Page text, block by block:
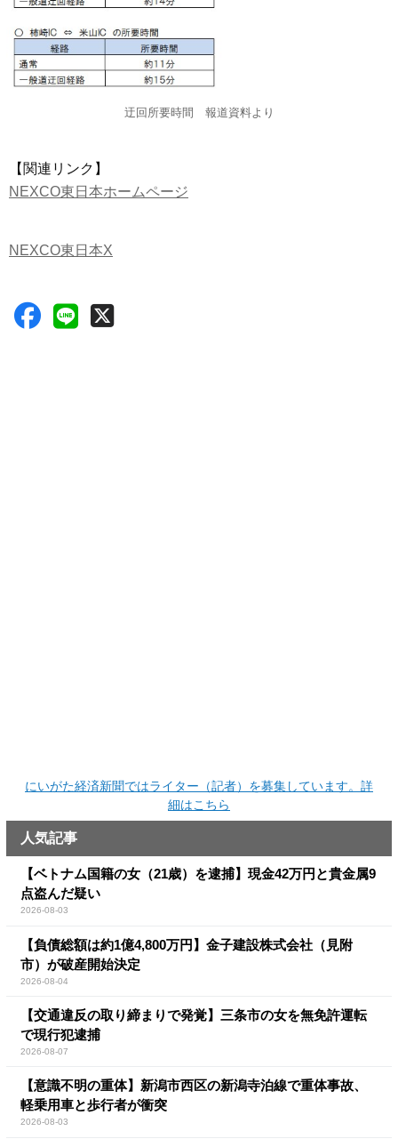
迂回所要時間 報道資料より
【関連リンク】
NEXCO東日本ホームページ
NEXCO東日本X
にいがた経済新聞ではライター（記者）を募集しています。詳
細はこちら
人気記事
【ベトナム国籍の女（21歳）を逮捕】現金42万円と貴金属9
点盗んだ疑い
2026-08-03
【負債総額は約1億4,800万円】金子建設株式会社（見附
市）が破産開始決定
2026-08-04
【交通違反の取り締まりで発覚】三条市の女を無免許運転
で現行犯逮捕
2026-08-07
【意識不明の重体】新潟市西区の新潟寺泊線で重体事故、
軽乗用車と歩行者が衝突
2026-08-03